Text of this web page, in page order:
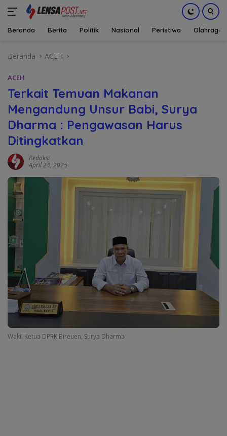
Beranda Berita Politik Nasional Peristiwa Olahraga
Beranda ACEH
ACEH
Terkait Temuan Makanan
Mengandung Unsur Babi, Surya
Dharma : Pengawasan Harus
Ditingkatkan
Redaksi
April 24, 2025
Wakil Ketua DPRK Bireuen, Surya Dharma